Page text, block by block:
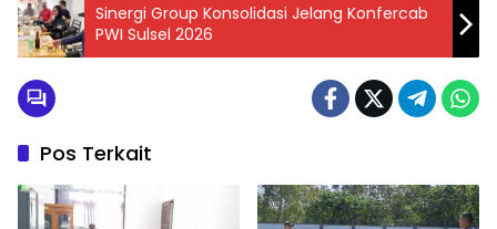
Sinergi Group Konsolidasi Jelang Konfercab
PWI Sulsel 2026
Pos Terkait